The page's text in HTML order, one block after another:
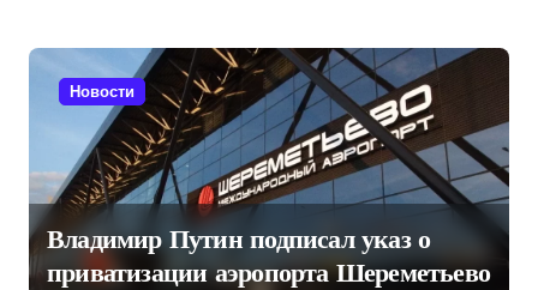
и
м
Новости
Владимир Путин подписал указ о
приватизации аэропорта Шереметьево